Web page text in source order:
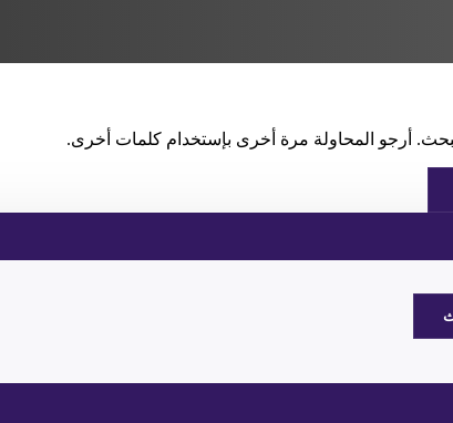
أرجو المحاولة مرة أخرى بإستخدام كلمات أخرى.